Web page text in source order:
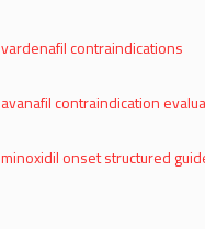
vardenafil contraindications
avanafil contraindication
minoxidil onset structured